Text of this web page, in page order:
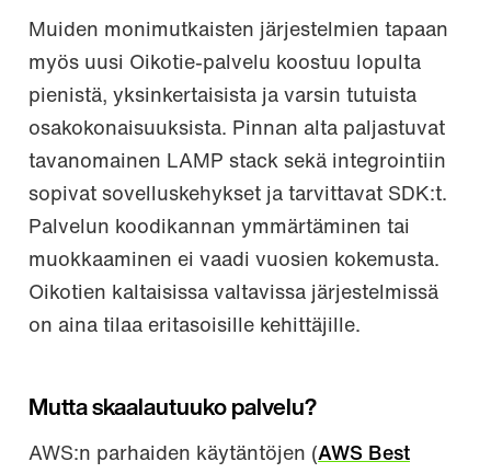
Muiden monimutkaisten järjestelmien tapaan
myös uusi Oikotie-palvelu koostuu lopulta
pienistä, yksinkertaisista ja varsin tutuista
osakokonaisuuksista. Pinnan alta paljastuvat
tavanomainen LAMP stack sekä integrointiin
sopivat sovelluskehykset ja tarvittavat SDK:t.
Palvelun koodikannan ymmärtäminen tai
muokkaaminen ei vaadi vuosien kokemusta.
Oikotien kaltaisissa valtavissa järjestelmissä
on aina tilaa eritasoisille kehittäjille.
Mutta skaalautuuko palvelu?
AWS:n parhaiden käytäntöjen (AWS Best